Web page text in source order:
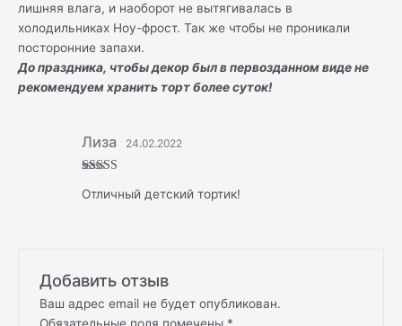
лишняя влага, и наоборот не вытягивалась в
холодильниках Ноу-фрост. Так же чтобы не проникали
посторонние запахи.
До праздника, чтобы декор был в первозданном виде не
рекомендуем хранить торт более суток!
из 5
Лиза 24.02.2022
Отличный детский тортик!
Добавить отзыв
Ваш адрес email не будет опубликован.